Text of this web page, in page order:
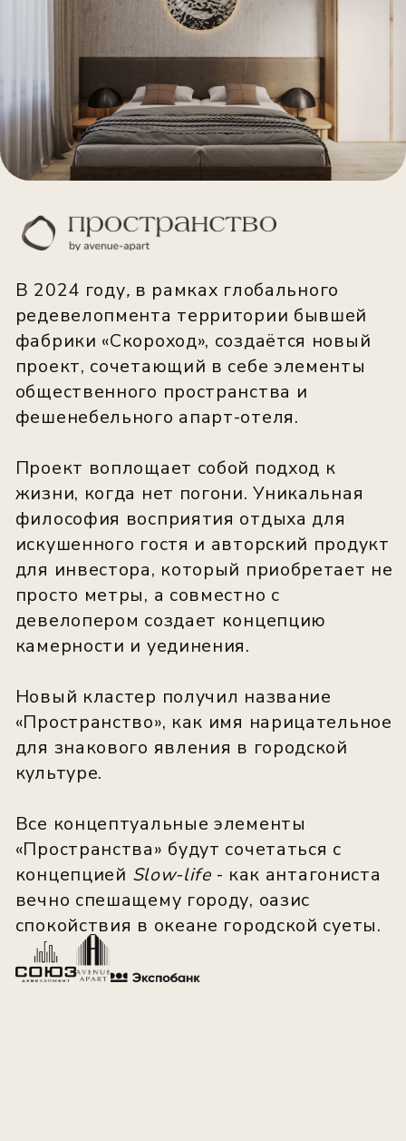
Новый кластер получил название
«Пространство», как имя нарицательное
для знакового явления в городской
Все концептуальные элементы
«Пространства» будут сочетаться с
концепциейSlow-life- как антагониста
вечно спешащему городу, оазис
спокойствия в океане городской суеты.
ВЫСОКАЯ КАПИТАЛИЗАЦИЯ
ПРЕМИАЛЬНАЯ ОТДЕЛКА
ИНВЕСТИЦИОННАЯ
ПРИВЛЕКАТЕЛЬНОСТЬ
ОБЪЕКТА